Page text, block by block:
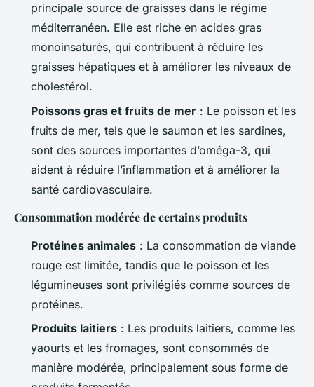
principale source de graisses dans le régime
méditerranéen. Elle est riche en acides gras
monoinsaturés, qui contribuent à réduire les
graisses hépatiques et à améliorer les niveaux de
cholestérol.
Poissons gras et fruits de mer : Le poisson et les
fruits de mer, tels que le saumon et les sardines,
sont des sources importantes d’oméga-3, qui
aident à réduire l’inflammation et à améliorer la
santé cardiovasculaire.
Consommation modérée de certains produits
Protéines animales : La consommation de viande
rouge est limitée, tandis que le poisson et les
légumineuses sont privilégiés comme sources de
protéines.
Produits laitiers : Les produits laitiers, comme les
yaourts et les fromages, sont consommés de
manière modérée, principalement sous forme de